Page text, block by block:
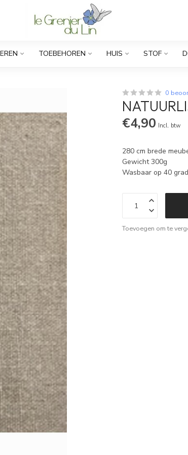
TOEBEHOREN HUIS STOF
0
€4,90 Incl. btw
280 cm brede
Gewicht 300g
Wasbaar op 40
Toevoegen om te